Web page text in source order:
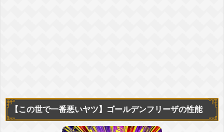
【この世で一番悪いヤツ】 ゴールデンフリーザの性能